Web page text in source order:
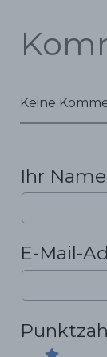
Keine
Ihr Name
E-Mail-